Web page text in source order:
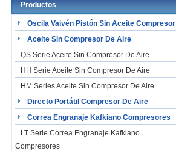
Productos
Oscila Vaivén Pistón Sin Aceite Compresor
Aceite Sin Compresor De Aire
QS Serie Aceite Sin Compresor De Aire
HH Serie Aceite Sin Compresor De Aire
HM Series Aceite Sin Compresor De Aire
Directo Portátil Compresor De Aire
Correa Engranaje Kafkiano Compresores
LT Serie Correa Engranaje Kafkiano
Compresores